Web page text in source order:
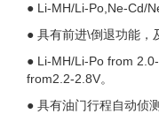
● Li-MH/Li-Po,Ne-
● 具有前进\倒退功能，
● Li-MH/Li-Po from
from2.2-2.8V。
● 具有油门行程自动侦